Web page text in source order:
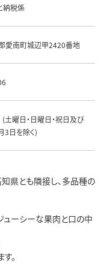
納税係
愛南町城辺甲2420番地
曜日・日曜日・祝日及び
3日を除く)
県とも隣接し、多品種の
ューシーな果肉と口の中
。